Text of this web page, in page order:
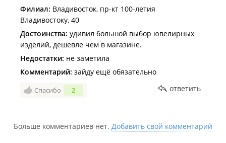
Филиал: Владивосток, пр-кт 100-летия
Владивостоку, 40
Достоинства: удивил большой выбор ювелирных
изделий, дешевле чем в магазине.
Недостатки: не заметила
Комментарий: зайду ещё обязательно
Спасибо 2 ответить
Больше комментариев нет. Добавить свой комментарий